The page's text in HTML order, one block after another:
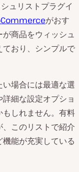
ュリストプラグイ
がおす
商品をウィッシュ
ており、シンプルで
場合には最適な選
細な設定オプショ
しれません。有料
このリストで紹介
能が充実している